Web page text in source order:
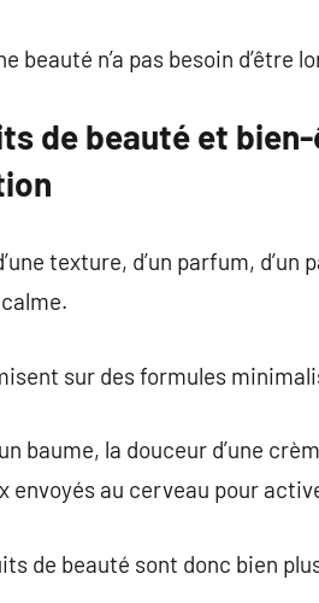
beauté n’a pas besoin d’être
de beauté et
texture, d’un parfum,
sur des formules
baume, la douceur d’une
envoyés au cerveau pour
de beauté sont donc bien